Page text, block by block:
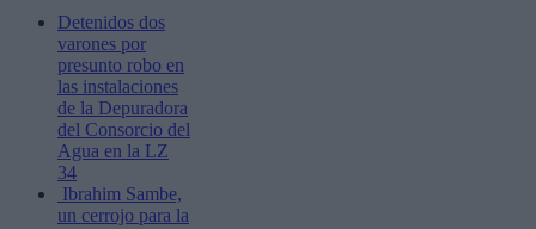
Detenidos dos
varones por
presunto robo en
las instalaciones
de la Depuradora
del Consorcio del
Agua en la LZ
34
Ibrahim Sambe,
un cerrojo para la